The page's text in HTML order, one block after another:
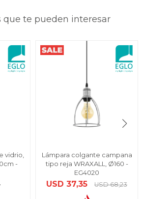
que te pueden interesar
vidrio,
-
Lámpara colgante campana
tipo reja WRAXALL, Ø160 -
EG4020
USD 37,35 USD 68,23